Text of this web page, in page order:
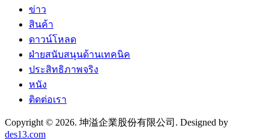
ข่าว
สินค้า
ดาวน์โหลด
ฝ่ายสนับสนุนด้านเทคนิค
ประสิทธิภาพจริง
หนัง
ติดต่อเรา
Copyright © 2026. 坤溢企業股份有限公司. Designed by
des13.com